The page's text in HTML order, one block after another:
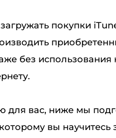
покупки
без использования
для вас, ниже мы
вы научитесь